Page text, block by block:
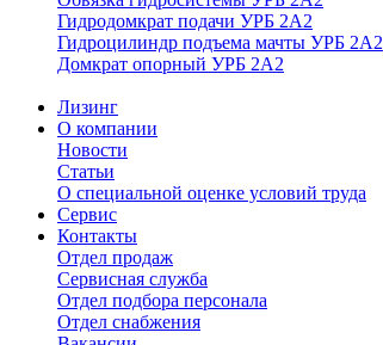
Гидродомкрат подачи УРБ 2А2
Гидроцилиндр подъема мачты УРБ 2А2
Домкрат опорный УРБ 2А2
Лизинг
О компании
Новости
Статьи
О специальной оценке условий труда
Сервис
Контакты
Отдел продаж
Сервисная служба
Отдел подбора персонала
Отдел снабжения